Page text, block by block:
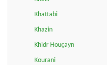
Khattabi
Khazin
Khidr Houçayn
Kourani